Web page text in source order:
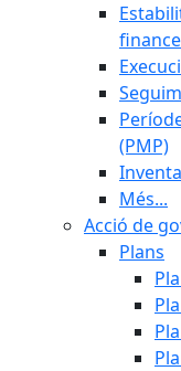
(PMP)
Més...
Acció de
Plans